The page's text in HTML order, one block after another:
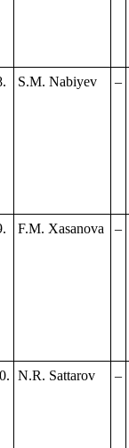
S.M. Nabiyev –
F.M. Xasanova –
N.R. Sattarov –